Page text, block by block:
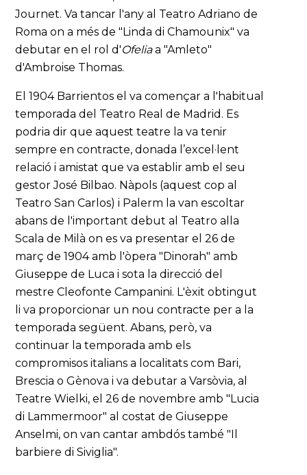
Journet. Va tancar l'any al Teatro Adriano de
Roma on a més de "Linda di Chamounix" va
debutar en el rol d'Ofeliaa "Amleto"
d'Ambroise Thomas.
El 1904 Barrientos el va començar a l'habitual
temporada del Teatro Real de Madrid. Es
podria dir que aquest teatre la va tenir
sempre en contracte, donada l’excel·lent
relació i amistat que va establir amb el seu
gestor José Bilbao. Nàpols (aquest cop al
Teatro San Carlos) i Palerm la van escoltar
abans de l'important debut al Teatro alla
Scala de Milà on es va presentar el 26 de
març de 1904 amb l'òpera "Dinorah" amb
Giuseppe de Luca i sota la direcció del
mestre Cleofonte Campanini. L'èxit obtingut
li va proporcionar un nou contracte per a la
temporada següent. Abans, però, va
continuar la temporada amb els
compromisos italians a localitats com Bari,
Brescia o Gènova i va debutar a Varsòvia, al
Teatre Wielki, el 26 de novembre amb "Lucia
di Lammermoor" al costat de Giuseppe
Anselmi, on van cantar ambdós també "Il
barbiere di Siviglia".